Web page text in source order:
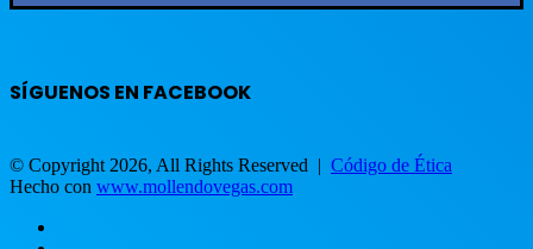
SÍGUENOS EN FACEBOOK
© Copyright 2026, All Rights Reserved | Código de Ética
Hecho con www.mollendovegas.com